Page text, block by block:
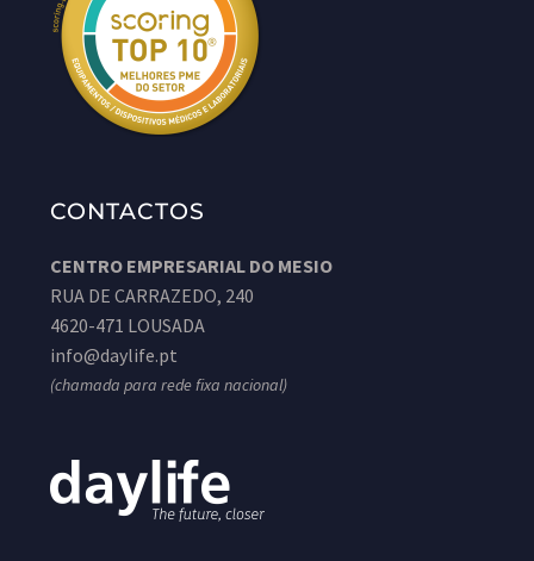
CONTACTOS
CENTRO EMPRESARIAL DO MESIO
RUA DE CARRAZEDO, 240
4620-471 LOUSADA
info@daylife.pt
(chamada para rede fixa nacional)